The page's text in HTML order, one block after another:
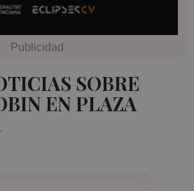
SOBRE
EN PLAZA